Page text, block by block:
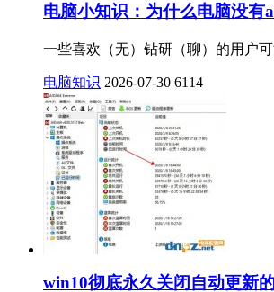
电脑小知识：为什么电脑没有
一些喜欢（无）钻研（聊）的用户
电脑知识 2026-07-30 6114
win10彻底永久关闭自动更新